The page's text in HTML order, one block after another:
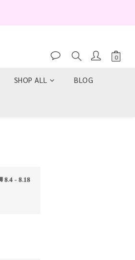
SHOP ALL BLOG
𝟖.𝟒 - 𝟖.𝟏𝟖